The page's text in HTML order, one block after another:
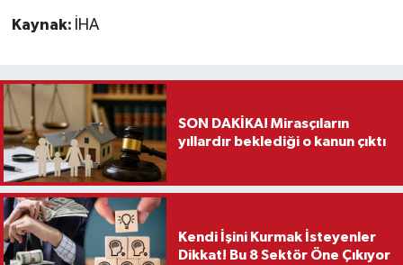
Kaynak: İHA
SON DAKİKA! Mirasçıların
yıllardır beklediği o kanun çıktı
Kendi İşini Kurmak İsteyenler
Dikkat! Bu 8 Sektör Öne Çıkıyor
Vefat Haberleri